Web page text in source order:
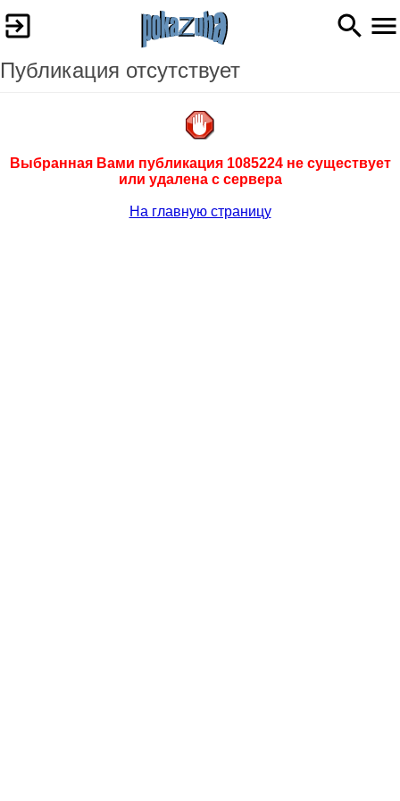
Публикация отсутствует
Выбранная Вами публикация 1085224 не существует
или удалена с сервера
На главную страницу